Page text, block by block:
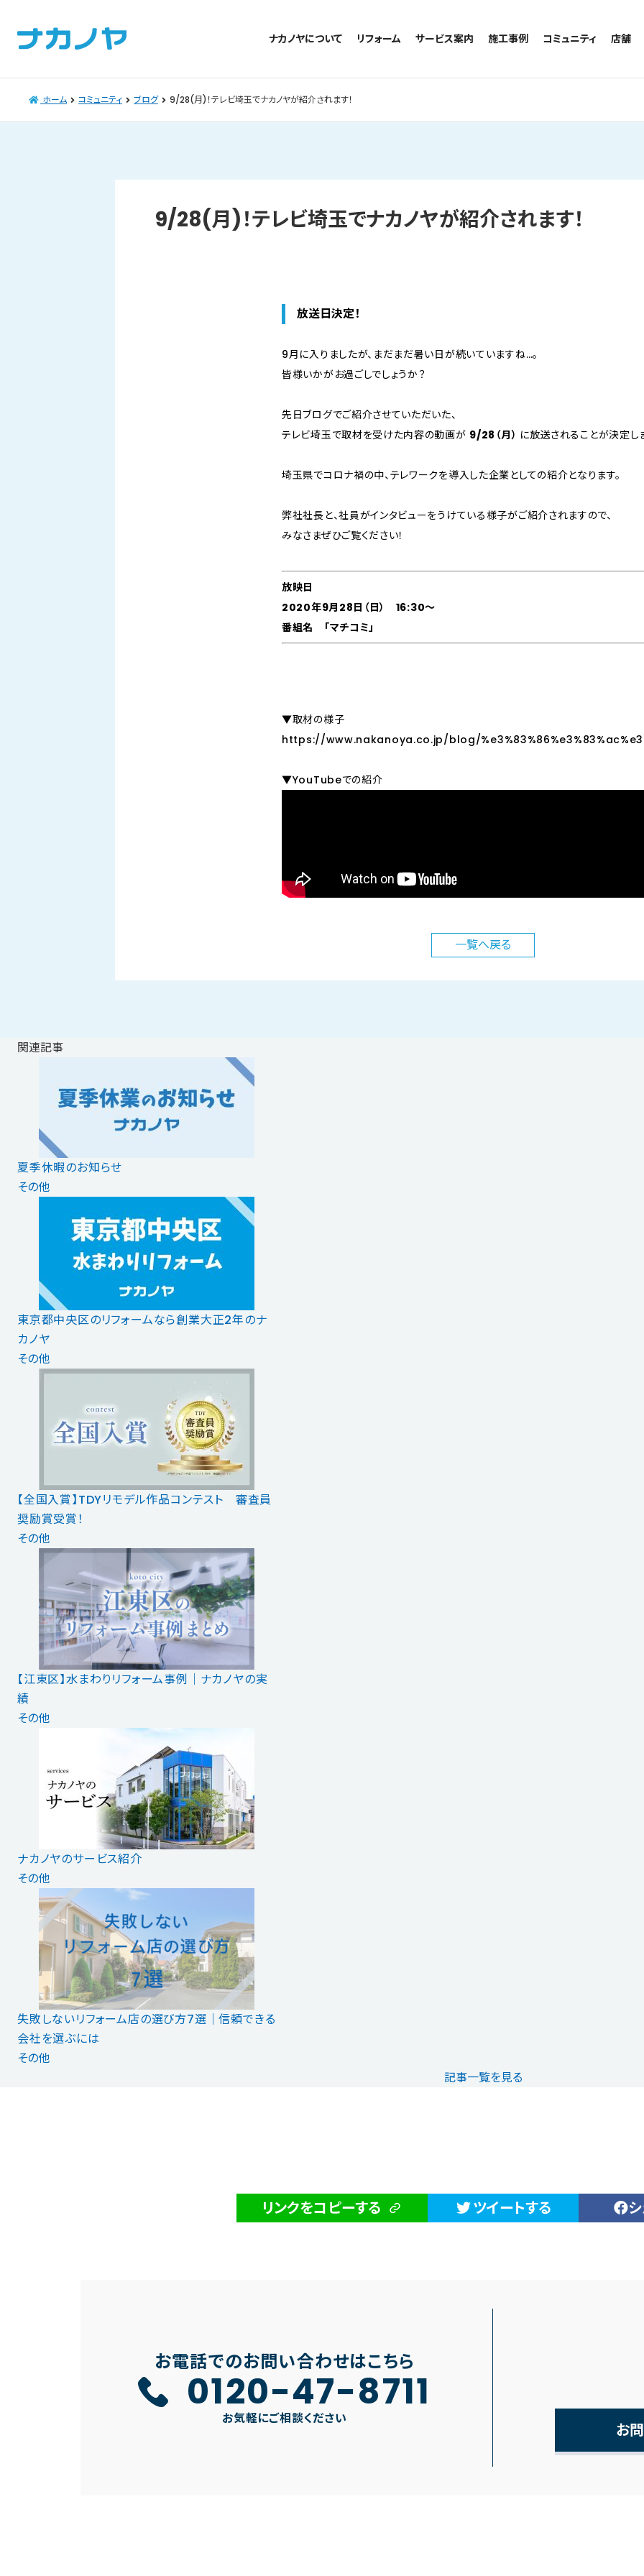
ナカノヤについて リフォーム
お風呂のリフォーム
洗面台のリフォーム
外壁のリフォーム
サービス案内
相談室・よくある質問
施工事例
トイレの施工事例
キッチンの施工事例
コミュニティ
アルブル通信
ブログ
店舗
墨
日
ホーム コミュニティ ブログ 9/28(月)！テレビ埼玉でナカノヤが紹介されます！
9/28(月)！テレビ埼玉でナカノヤが紹介されます！
放送日決定！
9月に入りましたが、まだまだ暑い日が続いていますね…。
皆様いかがお過ごしでしょうか？
先日ブログでご紹介させていただいた、
テレビ埼玉で取材を受けた内容の動画が 9/28（月） に放送されることが決定し
埼玉県でコロナ禍の中、テレワークを導入した企業としての紹介となります。
弊社社長と、社員がインタビューをうけている様子がご紹介されますので、
みなさまぜひご覧ください！
放映日
2020年9月28日（日） 16:30～
番組名 「マチコミ」
▼取材の様子
https://www.nakanoya.co.jp/blog/
▼YouTubeでの紹介
一覧へ戻る
関連記事
夏季休暇のお知らせ
その他
東京都中央区のリフォームなら創業大正2年のナ
カノヤ
その他
【全国入賞】TDYリモデル作品コンテスト 審査員
奨励賞受賞！
その他
【江東区】水まわりリフォーム事例｜ナカノヤの実
績
その他
ナカノヤのサービス紹介
その他
失敗しないリフォーム店の選び方7選│信頼できる
会社を選ぶには
その他
記事一覧を見る
リンクをコピーする ツイートする
お電話でのお問い合わせはこちら
0120-47-8711
お気軽にご相談ください
お